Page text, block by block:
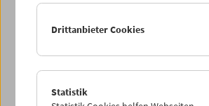
Sa 28.5.
Drittanbieter Cookies
Statistik